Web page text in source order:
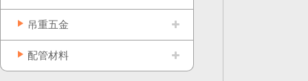
吊重五金
配管材料